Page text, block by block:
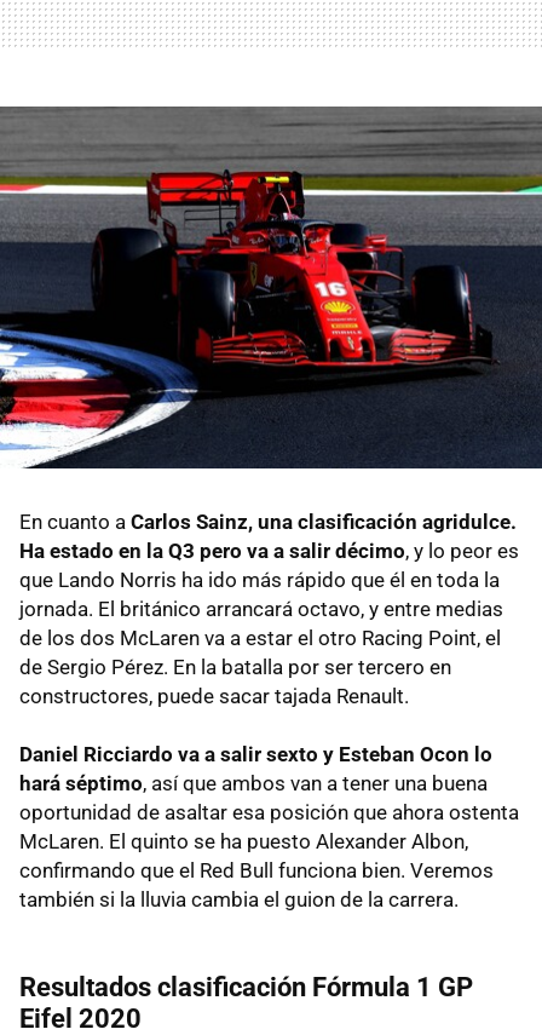
En cuanto a Carlos Sainz, una clasificación agridulce.
Ha estado en la Q3 pero va a salir décimo, y lo peor es
que Lando Norris ha ido más rápido que él en toda la
jornada. El británico arrancará octavo, y entre medias
de los dos McLaren va a estar el otro Racing Point, el
de Sergio Pérez. En la batalla por ser tercero en
constructores, puede sacar tajada Renault.
Daniel Ricciardo va a salir sexto y Esteban Ocon lo
hará séptimo, así que ambos van a tener una buena
oportunidad de asaltar esa posición que ahora ostenta
McLaren. El quinto se ha puesto Alexander Albon,
confirmando que el Red Bull funciona bien. Veremos
también si la lluvia cambia el guion de la carrera.
Resultados clasificación Fórmula 1 GP
Eifel 2020